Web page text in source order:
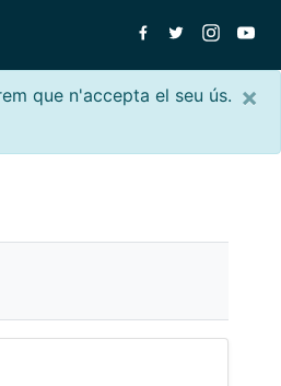
×
que n'accepta el seu ús.